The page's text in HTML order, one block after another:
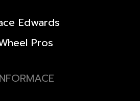
Edwards
Pros